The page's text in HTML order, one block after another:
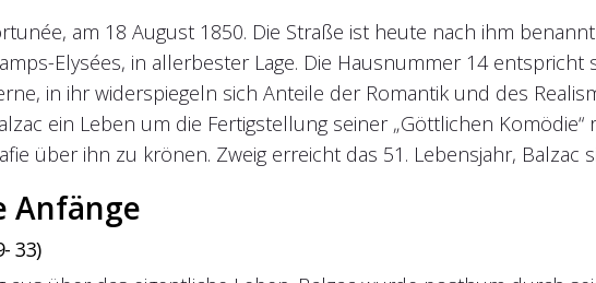
am 18 August 1850. Die Straße ist heute nach ihm
Elysées, in allerbester Lage. Die Hausnummer 14
in ihr widerspiegeln sich Anteile der Romantik und des
ein Leben um die Fertigstellung seiner „Göttlichen
über ihn zu krönen. Zweig erreicht das 51. Lebensjahr, Balzac
Anfänge
33)